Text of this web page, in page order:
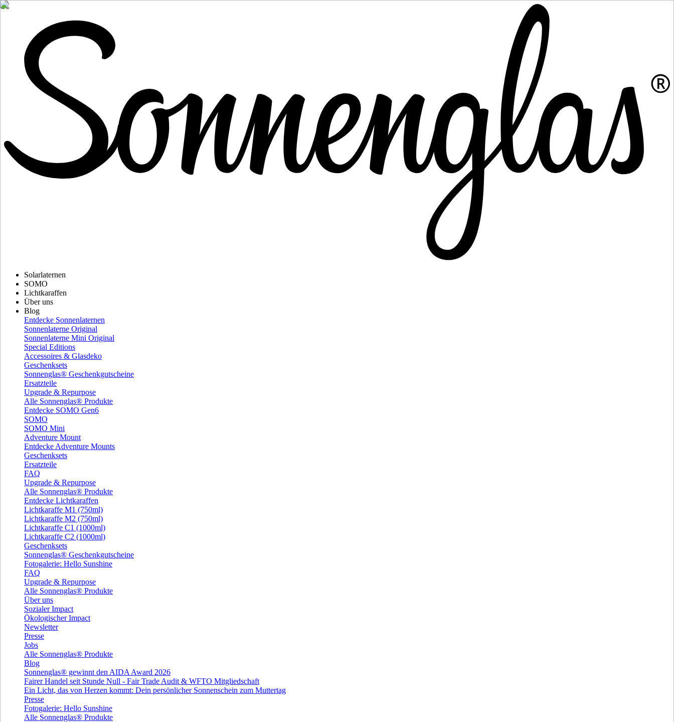
Solarlaternen
SOMO
Lichtkaraffen
Über uns
Blog
Entdecke Sonnenlaternen
Sonnenlaterne Original
Sonnenlaterne Mini Original
Special Editions
Accessoires & Glasdeko
Geschenksets
Sonnenglas® Geschenkgutscheine
Ersatzteile
Upgrade & Repurpose
Alle Sonnenglas® Produkte
Entdecke SOMO Gen6
SOMO
SOMO Mini
Adventure Mount
Entdecke Adventure Mounts
Geschenksets
Ersatzteile
FAQ
Upgrade & Repurpose
Alle Sonnenglas® Produkte
Entdecke Lichtkaraffen
Lichtkaraffe M1 (750ml)
Lichtkaraffe M2 (750ml)
Lichtkaraffe C1 (1000ml)
Lichtkaraffe C2 (1000ml)
Geschenksets
Sonnenglas® Geschenkgutscheine
Fotogalerie: Hello Sunshine
FAQ
Upgrade & Repurpose
Alle Sonnenglas® Produkte
Über uns
Sozialer Impact
Ökologischer Impact
Newsletter
Presse
Jobs
Alle Sonnenglas® Produkte
Blog
Sonnenglas® gewinnt den AIDA Award 2026
Fairer Handel seit Stunde Null - Fair Trade Audit & WFTO Mitgliedschaft
Ein Licht, das von Herzen kommt: Dein persönlicher Sonnenschein zum Muttertag
Presse
Fotogalerie: Hello Sunshine
Alle Sonnenglas® Produkte